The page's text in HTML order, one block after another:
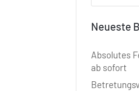
Neueste
Absolutes
ab sofort